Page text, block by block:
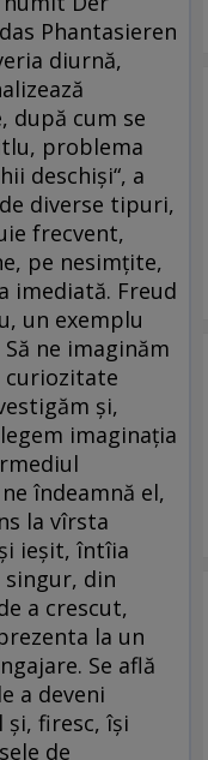
Phantasieren
diurnă,
după cum se
problema
deschiși“, a
diverse tipuri,
frecvent,
pe nesimțite,
imediată. Freud
un exemplu
ne imaginăm
curiozitate
și,
imaginația
îndeamnă el,
la vîrsta
ieșit, întîia
din
a crescut,
la un
Se află
a deveni
și, firesc, își
de